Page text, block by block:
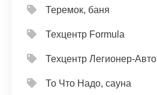
Теремок, баня
Техцентр Formula
Техцентр Легионер-Авто
То Что Надо, сауна